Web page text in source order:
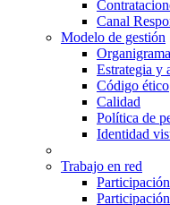
Canal
Modelo de gestión
Organigrama
Estrategia y
Código ético
Calidad
Política de
Identidad
Trabajo en red